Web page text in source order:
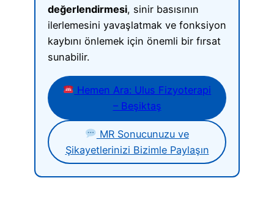
değerlendirmesi, sinir basısının
ilerlemesini yavaşlatmak ve fonksiyon
kaybını önlemek için önemli bir fırsat
sunabilir.
Hemen Ara: Ulus Fizyoterapi
– Beşiktaş
MR Sonucunuzu ve
Şikayetlerinizi Bizimle Paylaşın